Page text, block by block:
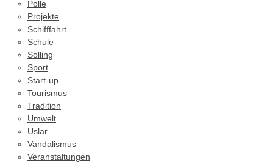
Polle
Projekte
Schifffahrt
Schule
Solling
Sport
Start-up
Tourismus
Tradition
Umwelt
Uslar
Vandalismus
Veranstaltungen